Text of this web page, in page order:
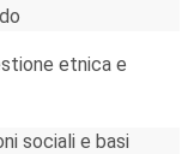
etnica e
sociali e basi